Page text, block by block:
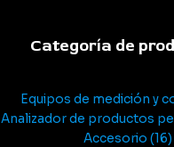
Categoría de
Equipos de medición y
Analizador de productos
Accesorio 16